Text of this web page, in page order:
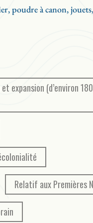
même un castor!
se déploie un propos
et celles qui ont pris part
du castor raconte
scolaire, loin des
colonial dont les
Michael Mackenzie et
poudre à canon,
expansion (d’environ
Relatif aux Premières